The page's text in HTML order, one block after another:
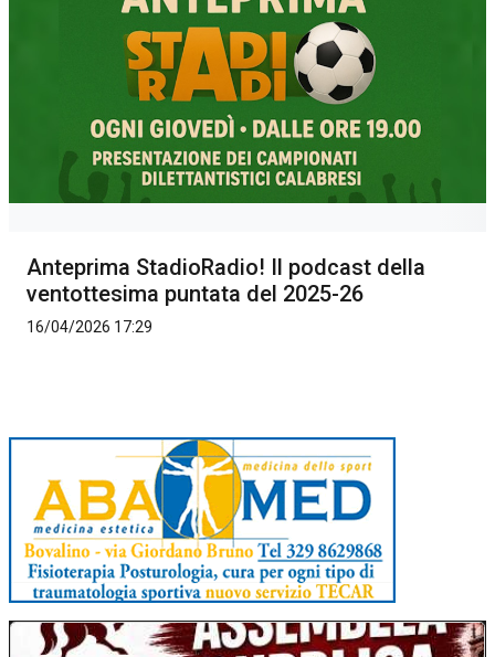
Anteprima StadioRadio! Il podcast della
ventottesima puntata del 2025-26
16/04/2026 17:29